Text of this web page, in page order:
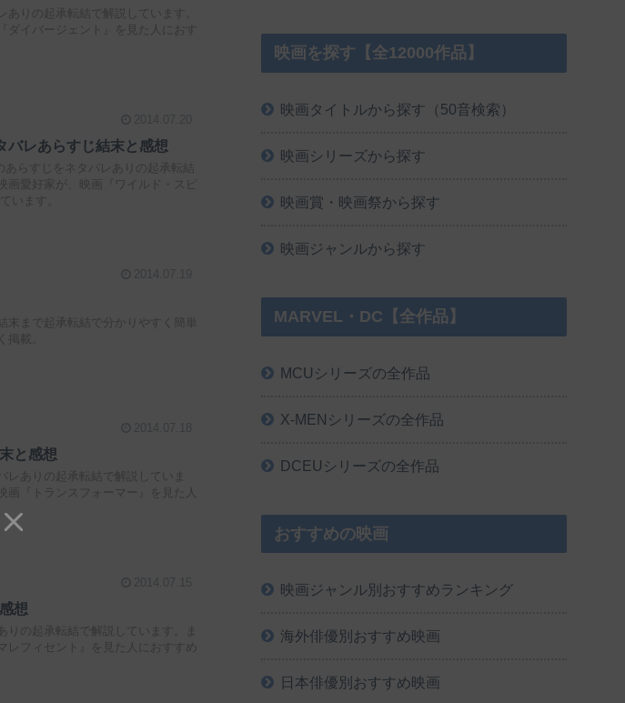
りの起承転結で解説しています。
イバージェント』を見た人におす
バレあらすじ結末と感想
らすじをネタバレありの起承転結
愛好家が、映画『ワイルド・スピ
います。
まで起承転結で分かりやすく簡単
掲載。
と感想
ありの起承転結で解説していま
画『トランスフォーマー』を見た人
想
の起承転結で解説しています。ま
レフィセント』を見た人におすすめ
映画を探す【全12000作品】
映画タイトルから探す（50音検索）
映画シリーズから探す
映画賞・映画祭から探す
映画ジャンルから探す
MARVEL・DC【全作品】
MCUシリーズの全作品
X-MENシリーズの全作品
DCEUシリーズの全作品
おすすめの映画
映画ジャンル別おすすめランキング
海外俳優別おすすめ映画
日本俳優別おすすめ映画